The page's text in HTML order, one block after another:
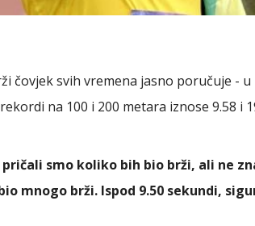
čovjek svih vremena jasno poručuje -
na 100 i 200 metara iznose 9.58 i
smo koliko bih bio brži, ali ne
mnogo brži. Ispod 9.50 sekundi,